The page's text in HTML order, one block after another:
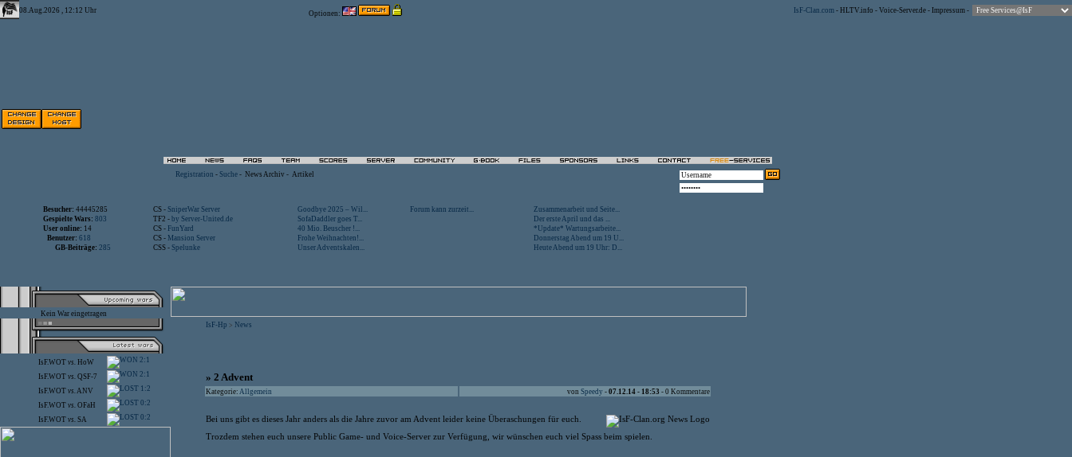
08.Aug.2026 , 12:12 Uhr Optionen: IsF-Clan.com - HLTV.info - Voice-Server.de - Impressum -
Registration - Suche - News Archiv - Artikel
Besucher: 44445285 CS - SniperWar Server Goodbye 2025 – Wil... Forum kann zurzeit...
Zusammenarbeit und Seite...
Gespielte Wars: 803 TF2 - by Server-United.de SofaDaddler goes T...
Der erste April und das ...
User online: 14 CS - FunYard 40 Mio. Beuscher !...
*Update* Wartungsarbeite...
Benutzer: 618 CS - Mansion Server Frohe Weihnachten!...
Donnerstag Abend um 19 U...
GB-Beiträge: 285 CSS - Spelunke Unser Adventskalen... Heute Abend um 19 Uhr: D...
Kein War eingetragen
IsF.WOT vs. HoW 2:1
IsF.WOT vs. QSF-7 2:1
IsF.WOT vs.ANV 1:2
IsF.WOT vs. OFaH 0:2
IsF.WOT vs. SA 0:2
IsF-Hp > News
» 2 Advent
Kategorie: Allgemein von Speedy - 07.12.14 - 18:53 - 0 Kommentare
Bei uns gibt es dieses Jahr anders als die Jahre zuvor am Advent leider keine Überaschungen für euch.
Trozdem stehen euch unsere Public Game- und Voice-Server zur Verfügung, wir wünschen euch viel Spass beim spielen.